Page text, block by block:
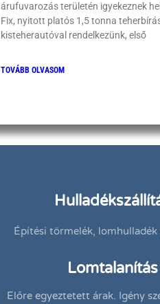
árufuvarozás területén igyekeznek
Fix, nyitott platós 1,5 tonna
kisteherautóval rendelkezünk, első
TOVÁBB OLVASOM
Építési törmelék, lomhulladék
Lomtalanítás
Előre egyeztetett árak. Igény